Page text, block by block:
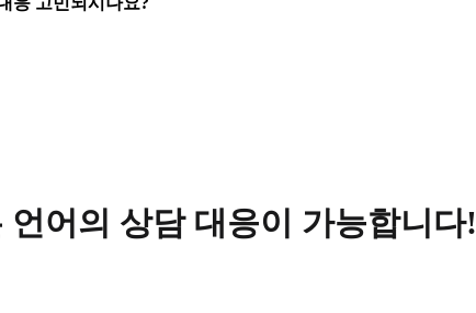
어의 상담 대응이 가능합니다!